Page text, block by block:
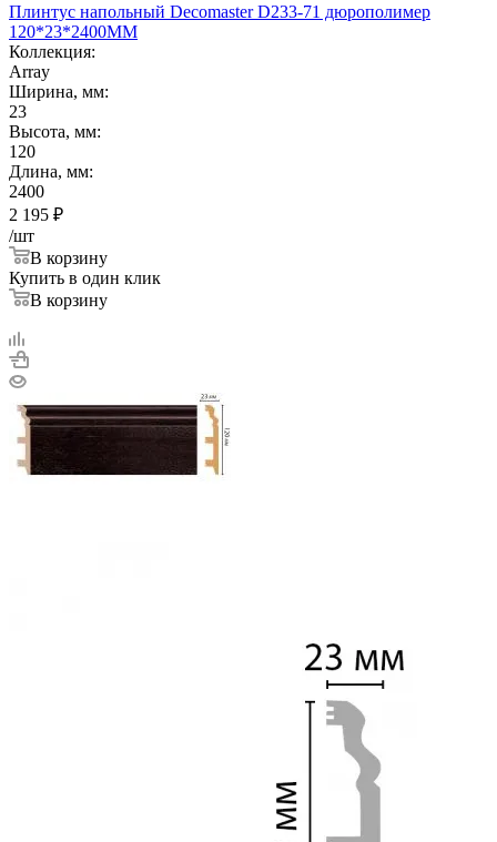
Плинтус напольный Decomaster D233-71 дюрополимер
120*23*2400ММ
Коллекция:
Array
Ширина, мм:
23
Высота, мм:
120
Длина, мм:
2400
2 195 ₽
/шт
В корзину
Купить в один клик
В корзину